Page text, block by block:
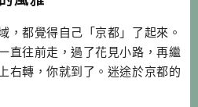
，都覺得自己「京都」了起來。
直往前走，過了花見小路，再繼
右轉，你就到了。迷途於京都的
著我的日本朋友，笑笑談著他的